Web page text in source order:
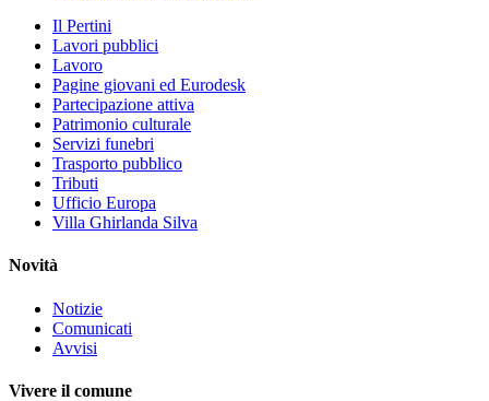
Il Pertini
Lavori pubblici
Lavoro
Pagine giovani ed Eurodesk
Partecipazione attiva
Patrimonio culturale
Servizi funebri
Trasporto pubblico
Tributi
Ufficio Europa
Villa Ghirlanda Silva
Novità
Notizie
Comunicati
Avvisi
Vivere il comune